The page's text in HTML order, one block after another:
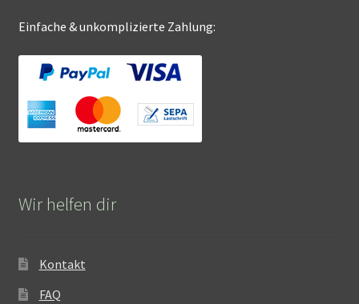
Einfache & unkomplizierte Zahlung:
Wir helfen dir
Kontakt
FAQ